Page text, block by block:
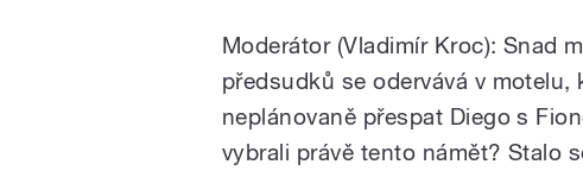
Moderátor (Vladimír Kroc): Snad
předsudků se odervává v
neplánovaně přespat Diego s
vybrali právě tento námět? Stalo